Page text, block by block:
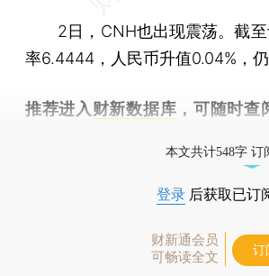
2日，CNH也出现震荡。截至
率6.4444，人民币升值0.04%，
推荐进入 财新数据库 ，可随时
本文共计548字 订
登录 后获取已订
财新通会员
可畅读全文
订